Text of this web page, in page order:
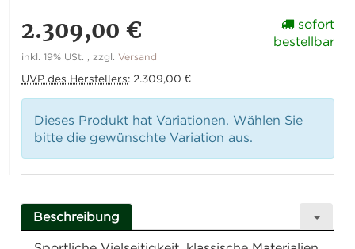
2.309,00 €
inkl. 19% USt. , zzgl.Versand
UVP des Herstellers: 2.309,00 €
sofort
bestellbar
Dieses Produkt hat Variationen. Wählen Sie
bitte die gewünschte Variation aus.
Beschreibung